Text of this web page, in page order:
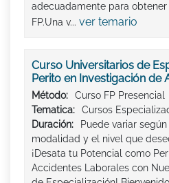
adecuadamente para
FP.Una v... ver temario
Curso Universitarios de
Perito en Investigación de
Método:
Curso FP Presencial
Tematica:
Cursos
Duración:
Puede variar
modalidad y el nivel que
¡Desata tu Potencial como
Accidentes Laborales con